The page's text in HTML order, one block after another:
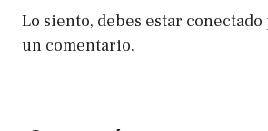
Lo siento, debes estar conectado
un comentario.